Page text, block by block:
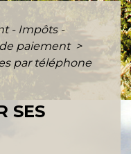
- Impôts -
paiement >
par téléphone
SES